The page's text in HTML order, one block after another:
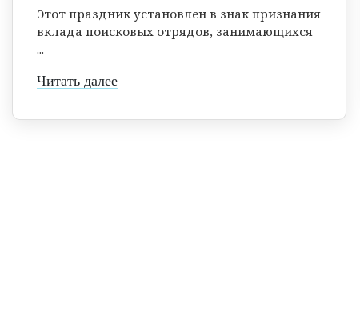
Этот праздник установлен в знак признания
вклада поисковых отрядов, занимающихся
...
Читать далее